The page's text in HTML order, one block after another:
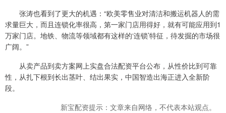
张涛也看到了更大的机遇：“欧美零售业对清洁和搬运机器人的需
求量巨大，而且连锁化率很高，第一家门店用得好，就有可能应用到1
万家门店。地铁、物流等领域都有这样的‘连锁’特征，待发掘的市场很
广阔。”
从卖产品到卖方案网上实盘合法配资平台公布，从性价比到可靠
性，从扎下根到长出茎叶、结出果实，中国智造出海正进入全新阶
段。
新宝配资提示：文章来自网络，不代表本站观点。